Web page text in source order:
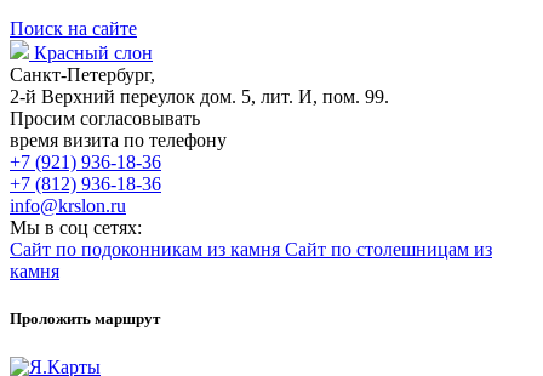
Поиск на сайте
Красный слон
Санкт-Петербург,
2-й Верхний переулок дом. 5, лит. И, пом. 99.
Просим согласовывать
время визита по телефону
+7 (921) 936-18-36
+7 (812) 936-18-36
info@krslon.ru
Мы в соц сетях:
Сайт по подоконникам из камня Сайт по столешницам из
камня
Проложить маршрут